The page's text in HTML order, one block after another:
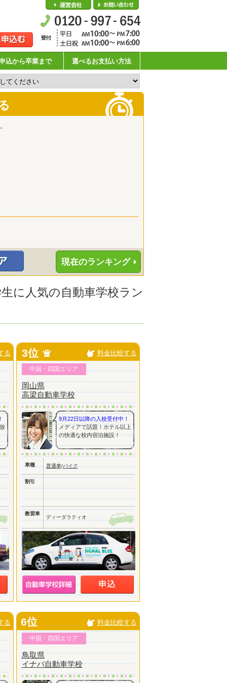
会社概要
込から卒業まで 選べるお支払い方法
現在のランキング
に人気の自動車学校ラン
る 3位 料金比較する
中国・四国エリア
岡山県
高梁自動車学校
9月22日以降の入校受付中！
メディアで話題！ホテル以上
の快適な校内宿泊施設！
車種 普通車/バイク
割引
教習車
ディーダラティオ
る 6位 料金比較する
中国・四国エリア
鳥取県
イナバ自動車学校